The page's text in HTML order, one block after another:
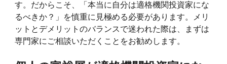
す。だからこそ、「本当に自分は適格機関投資家にな
るべきか？」を慎重に見極める必要があります。メリ
ットとデメリットのバランスで迷われた際は、まずは
専門家にご相談いただくことをお勧めします。